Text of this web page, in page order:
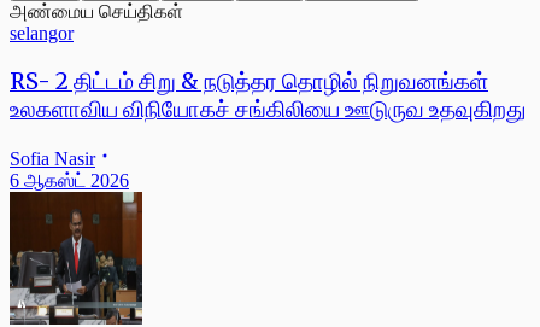
அண்மைய செய்திகள்
selangor
RS- 2 திட்டம் சிறு & நடுத்தர தொழில் நிறுவனங்கள்
உலகளாவிய விநியோகச் சங்கிலியை ஊடுருவ உதவுகிறது
Sofia Nasir
6 ஆகஸ்ட் 2026